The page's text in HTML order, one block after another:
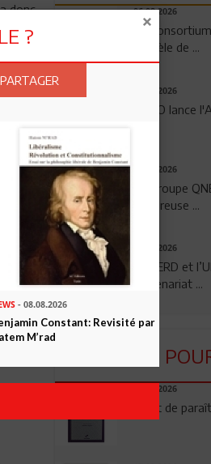
donc
NE
le
S'il y
et
à
le
06.08.2026
Un
modèle de ...
04.08.2026
OPPO lance
29.07.2026
Le Groupe
rigoureuse ...
24.07.2026
La BERD et
partenariat ...
LU
23.04.2026
Vient de
?
- 08.08.2026
Constant: Revisité par
M’rad